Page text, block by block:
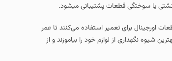
یا سوختگی قطعات پشتیبانی میشود.
اورجینال برای تعمیر استفاده می‌کنند تا عمر
شیوه نگهداری از لوازم خود را بیاموزند و از